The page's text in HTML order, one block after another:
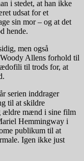
i stedet, at han ikke
udsat for et
sin mor – og at det
hende.
men også
Allens forhold til
til trods for, at
serien inddrager
til at skildre
ældre mænd i sine film
Hemmingway i
publikum til at
Igen ikke just